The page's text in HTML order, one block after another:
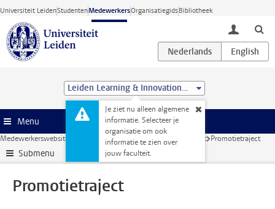
Ga direct naar de inhoud
Universiteit LeidenStudentenMedewerkersOrganisatiegidsBibliotheek
toggle
Leiden Learning & Innovation Centre
Je ziet nu alleen algemene
informatie. Selecteer je
organisatie om ook
informatie te zien over
jouw faculteit.
Menu
Medewerkerswebsite Onderzoek Promoveren Promotietraject Promotietraject
Submenu
Promotietraject